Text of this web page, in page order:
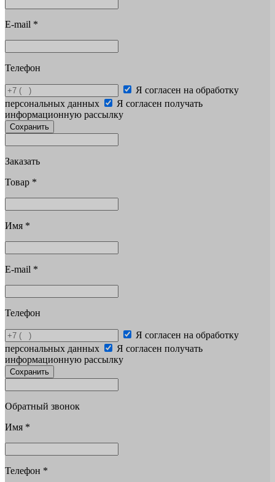
E-mail *
Телефон
Я согласен на обработку
персональных данных
Я согласен получать
информационную рассылку
Сохранить
Заказать
Товар *
Имя *
E-mail *
Телефон
Я согласен на обработку
персональных данных
Я согласен получать
информационную рассылку
Сохранить
Обратный звонок
Имя *
Телефон *